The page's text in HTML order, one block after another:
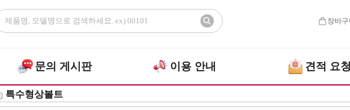
장바구
문의 게시판 이용 안내 견적 요청
특수형상볼트